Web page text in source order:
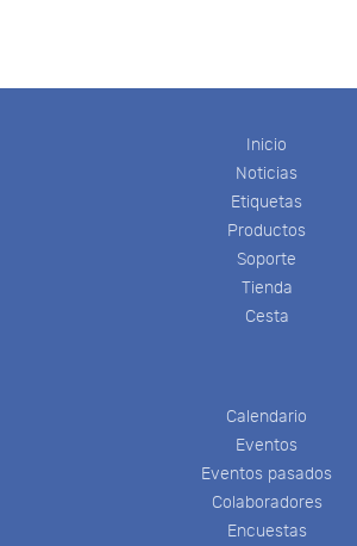
Inicio
Noticias
Etiquetas
Productos
Soporte
Tienda
Cesta
Calendario
Eventos
Eventos pasados
Colaboradores
Encuestas